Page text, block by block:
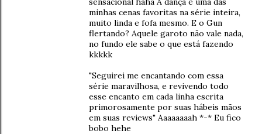
minhas cenas favoritas na série inteira,
muito linda e fofa mesmo. E o Gun
flertando? Aquele garoto não vale nada,
no fundo ele sabe o que está fazendo
kkkkk
"Seguirei me encantando com essa
série maravilhosa, e revivendo todo
esse encanto em cada linha escrita
primorosamente por suas hábeis mãos
em suas reviews" Aaaaaaaah *-* Eu fico
bobo hehe